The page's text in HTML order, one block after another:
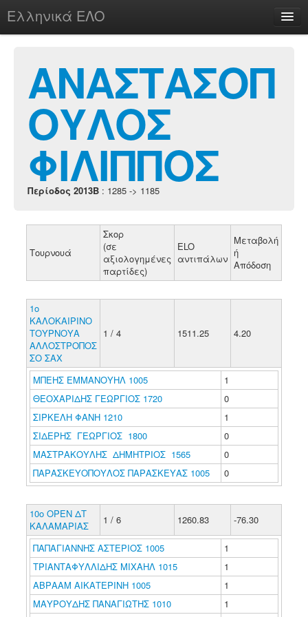
Ελληνικά ΕΛΟ
chesstu.be @ discord
Login
ΑΝΑΣΤΑΣΟΠ
ΟΥΛΟΣ
ΦΙΛΙΠΠΟΣ
Περίοδος 2013B : 1285 -> 1185
Τουρνουά
Σκορ
(σε
αξιολογημένες
παρτίδες)
ELO
αντιπάλων
Μεταβολή
ή
Απόδοση
1ο
ΚΑΛΟΚΑΙΡΙΝΟ
ΤΟΥΡΝΟΥΑ
ΑΛΛΟΣΤΡΟΠΟΣ
ΣΟ ΣΑΧ
1 / 4 1511.25 4.20
ΜΠΕΗΣ ΕΜΜΑΝΟΥΗΛ 1005
1
ΘΕΟΧΑΡΙΔΗΣ ΓΕΩΡΓΙΟΣ 1720
0
ΣΙΡΚΕΛΗ ΦΑΝΗ 1210
1
ΣΙΔΕΡΗΣ ΓΕΩΡΓΙΟΣ 1800
0
ΜΑΣΤΡΑΚΟΥΛΗΣ ΔΗΜΗΤΡΙΟΣ 1565
0
ΠΑΡΑΣΚΕΥΟΠΟΥΛΟΣ ΠΑΡΑΣΚΕΥΑΣ 1005
0
10ο ΟΡΕΝ ΔΤ
ΚΑΛΑΜΑΡΙΑΣ
1 / 6 1260.83 -76.30
ΠΑΠΑΓΙΑΝΝΗΣ ΑΣΤΕΡΙΟΣ 1005
1
ΤΡΙΑΝΤΑΦΥΛΛΙΔΗΣ ΜΙΧΑΗΛ 1015
1
ΑΒΡΑΑΜ ΑΙΚΑΤΕΡΙΝΗ 1005
1
ΜΑΥΡΟΥΔΗΣ ΠΑΝΑΓΙΩΤΗΣ 1010
1